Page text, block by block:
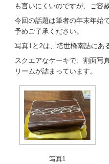
も言いにくいのですが、ご容
今回の話題は筆者の年末年始
予めご了承ください。
写真1と2は、塔世橋南詰にあ
スクエアなケーキで、割面写
リームが詰まっています。
写真1